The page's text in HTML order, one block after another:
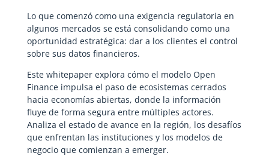
Lo que comenzó como una exigencia regulatoria en
algunos mercados se está consolidando como una
oportunidad estratégica: dar a los clientes el control
sobre sus datos financieros.
Este whitepaper explora cómo el modelo Open
Finance impulsa el paso de ecosistemas cerrados
hacia economías abiertas, donde la información
fluye de forma segura entre múltiples actores.
Analiza el estado de avance en la región, los desafíos
que enfrentan las instituciones y los modelos de
negocio que comienzan a emerger.